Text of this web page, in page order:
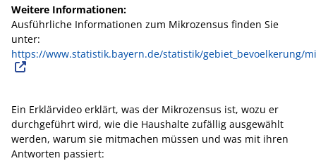
Weitere Informationen:
Ausführliche Informationen zum Mikrozensus finden Sie
unter:
https://www.statistik.bayern.de/statistik/gebiet_bevoelkerung/
Ein Erklärvideo erklärt, was der Mikrozensus ist, wozu er
durchgeführt wird, wie die Haushalte zufällig ausgewählt
werden, warum sie mitmachen müssen und was mit ihren
Antworten passiert: